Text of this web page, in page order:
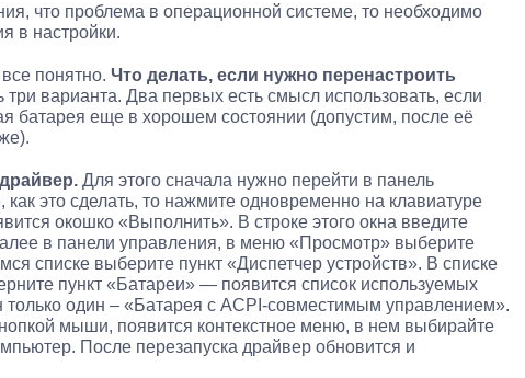
что проблема в операционной системе, то необходимо
в настройки.
понятно. Что делать, если нужно перенастроить
три варианта. Два первых есть смысл использовать, если
батарея еще в хорошем состоянии (допустим, после её
Для этого сначала нужно перейти в панель
это сделать, то нажмите одновременно на клавиатуре
окошко «Выполнить». В строке этого окна введите
в панели управления, в меню «Просмотр» выберите
списке выберите пункт «Диспетчер устройств». В списке
пункт «Батареи» — появится список используемых
только один – «Батарея с ACPI-совместимым управлением».
мыши, появится контекстное меню, в нем выбирайте
После перезапуска драйвер обновится и